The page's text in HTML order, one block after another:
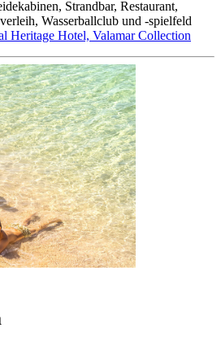
Strandbar, Restaurant,
Wasserballclub und -spielfeld
Heritage Hotel, Valamar Collection